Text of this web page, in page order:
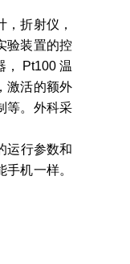
折射仪，
验装置的控
， Pt100 温
激活的额外
等。外科采
运行参数和
机一样。